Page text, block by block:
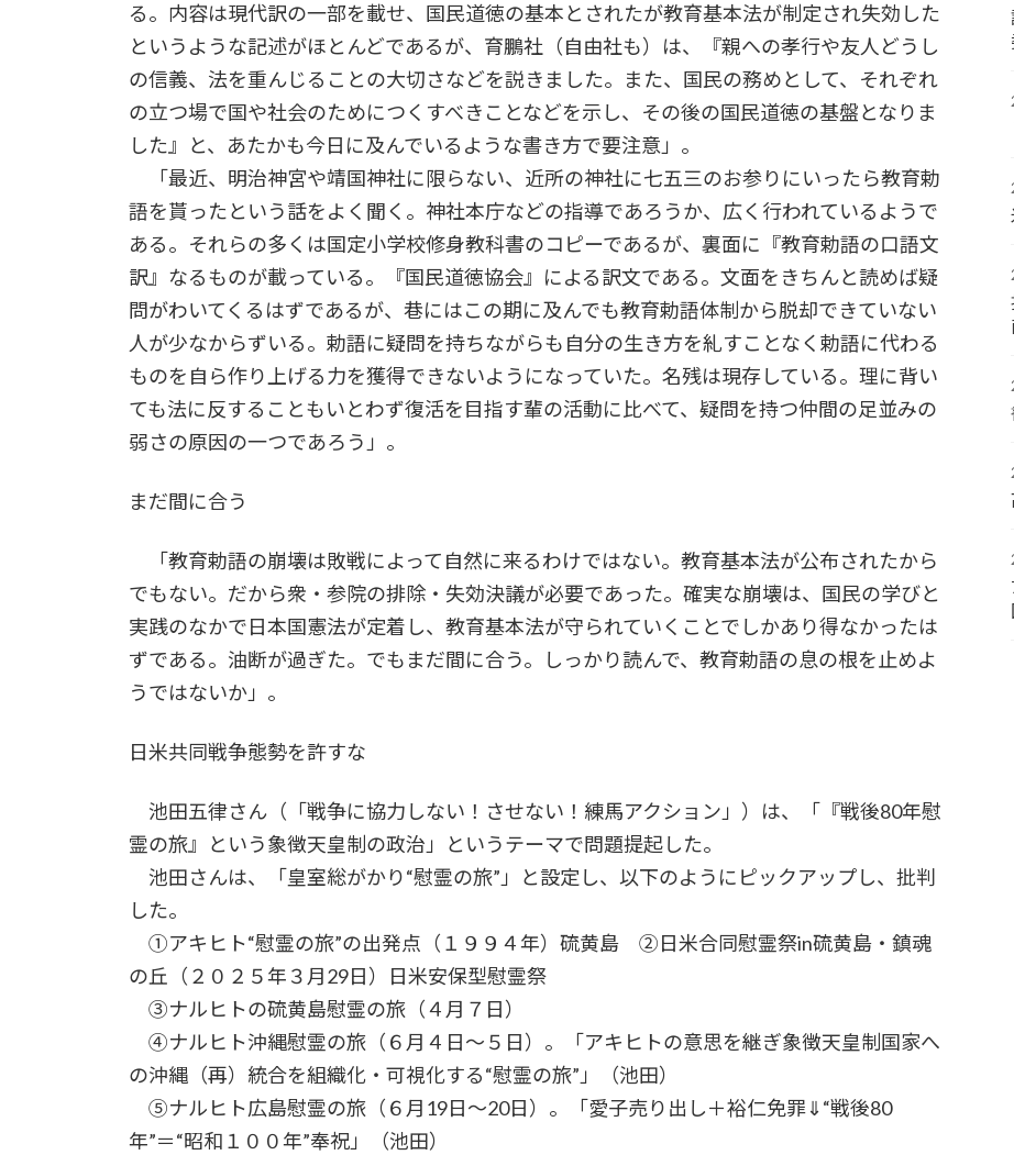
る。内容は現代訳の一部を載せ、国民道徳の基本とされたが教育基本法が制定され失効した
というような記述がほとんどであるが、育鵬社（自由社も）は、『親への孝行や友人どうし
の信義、法を重んじることの大切さなどを説きました。また、国民の務めとして、それぞれ
の立つ場で国や社会のためにつくすべきことなどを示し、その後の国民道徳の基盤となりま
した』と、あたかも今日に及んでいるような書き方で要注意」。
「最近、明治神宮や靖国神社に限らない、近所の神社に七五三のお参りにいったら教育勅
語を貰ったという話をよく聞く。神社本庁などの指導であろうか、広く行われているようで
ある。それらの多くは国定小学校修身教科書のコピーであるが、裏面に『教育勅語の口語文
訳』なるものが載っている。『国民道徳協会』による訳文である。文面をきちんと読めば疑
問がわいてくるはずであるが、巷にはこの期に及んでも教育勅語体制から脱却できていない
人が少なからずいる。勅語に疑問を持ちながらも自分の生き方を糺すことなく勅語に代わる
ものを自ら作り上げる力を獲得できないようになっていた。名残は現存している。理に背い
ても法に反することもいとわず復活を目指す輩の活動に比べて、疑問を持つ仲間の足並みの
弱さの原因の一つであろう」。
まだ間に合う
「教育勅語の崩壊は敗戦によって自然に来るわけではない。教育基本法が公布されたから
でもない。だから衆・参院の排除・失効決議が必要であった。確実な崩壊は、国民の学びと
実践のなかで日本国憲法が定着し、教育基本法が守られていくことでしかあり得なかったは
ずである。油断が過ぎた。でもまだ間に合う。しっかり読んで、教育勅語の息の根を止めよ
うではないか」。
日米共同戦争態勢を許すな
池田五律さん（「戦争に協力しない！させない！練馬アクション」）は、「『戦後80年慰
霊の旅』という象徴天皇制の政治」というテーマで問題提起した。
池田さんは、「皇室総がかり“慰霊の旅”」と設定し、以下のようにピックアップし、批判
した。
①アキヒト“慰霊の旅”の出発点（１９９４年）硫黄島 ②日米合同慰霊祭in硫黄島・鎮魂
の丘（２０２５年３月29日）日米安保型慰霊祭
③ナルヒトの硫黄島慰霊の旅（４月７日）
④ナルヒト沖縄慰霊の旅（６月４日～５日）。「アキヒトの意思を継ぎ象徴天皇制国家へ
の沖縄（再）統合を組織化・可視化する“慰霊の旅”」（池田）
⑤ナルヒト広島慰霊の旅（６月19日～20日）。「愛子売り出し＋裕仁免罪⇓“戦後80
年”＝“昭和１００年”奉祝」（池田）